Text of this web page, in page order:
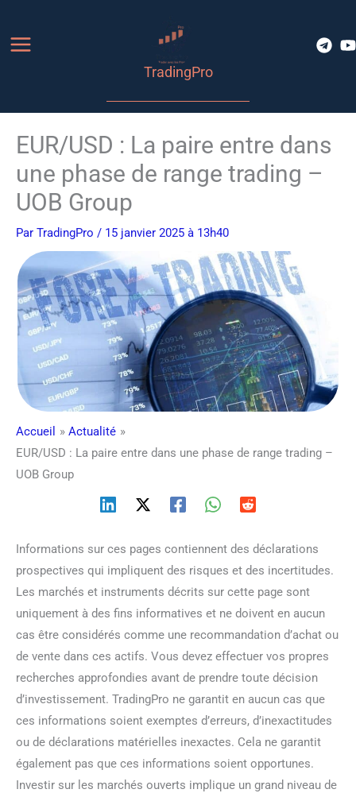
contenu
TradingPro
EUR/USD : La paire entre dans
une phase de range trading –
UOB Group
Par TradingPro / 15 janvier 2025 à 13h40
Accueil
Actualité
EUR/USD : La paire entre dans une phase de range trading –
UOB Group
Informations sur ces pages contiennent des déclarations
prospectives qui impliquent des risques et des incertitudes.
Les marchés et instruments décrits sur cette page sont
uniquement à des fins informatives et ne doivent en aucun
cas être considérés comme une recommandation d’achat ou
de vente dans ces actifs. Vous devez effectuer vos propres
recherches approfondies avant de prendre toute décision
d’investissement. TradingPro ne garantit en aucun cas que
ces informations soient exemptes d’erreurs, d’inexactitudes
ou de déclarations matérielles inexactes. Cela ne garantit
également pas que ces informations soient opportunes.
Investir sur les marchés ouverts implique un grand niveau de